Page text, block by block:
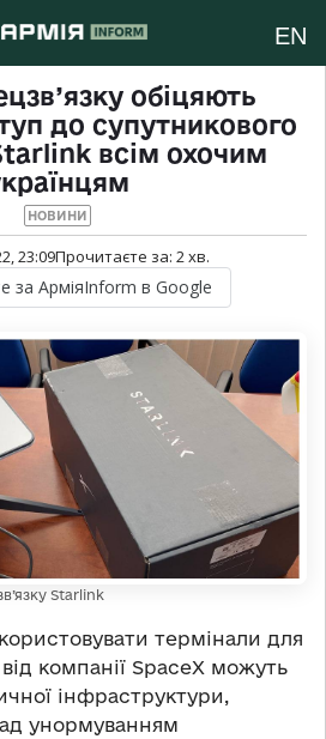
EN
обіцяють
до супутникового
всім охочим
НОВИНИ
23:09Прочитаєте за: 2хв.
за АрміяInform в Google
Starlink
термінали для
компанії SpaceX можуть
інфраструктури,
унормуванням